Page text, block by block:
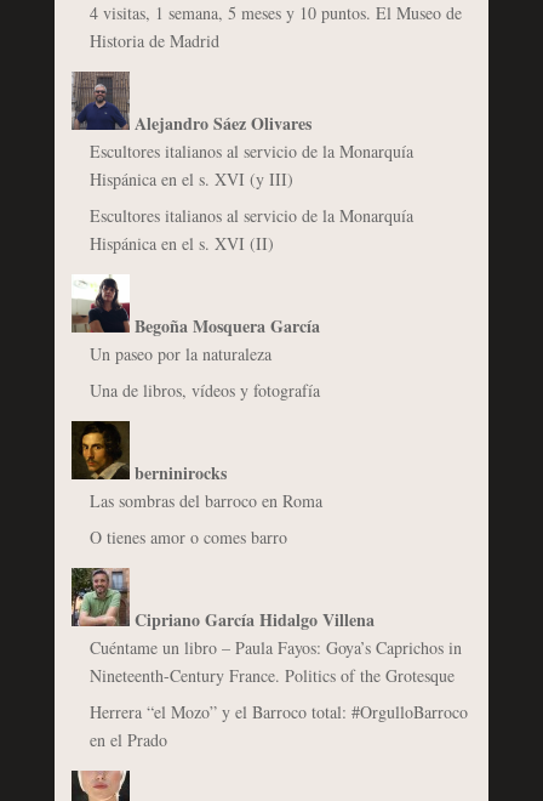
4 visitas, 1 semana, 5 meses y 10 puntos. El Museo de
Historia de Madrid
Alejandro Sáez Olivares
Escultores italianos al servicio de la Monarquía
Hispánica en el s. XVI (y III)
Escultores italianos al servicio de la Monarquía
Hispánica en el s. XVI (II)
Begoña Mosquera García
Un paseo por la naturaleza
Una de libros, vídeos y fotografía
berninirocks
Las sombras del barroco en Roma
O tienes amor o comes barro
Cipriano García Hidalgo Villena
Cuéntame un libro – Paula Fayos: Goya’s Caprichos in
Nineteenth-Century France. Politics of the Grotesque
Herrera “el Mozo” y el Barroco total: #OrgulloBarroco
en el Prado